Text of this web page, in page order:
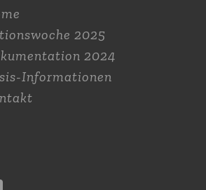
2025
2024
Informationen